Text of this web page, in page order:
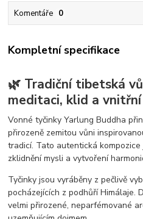
Komentáře 0
Kompletní specifikace
🌿 Tradiční tibetská
meditaci, klid a
Vonné tyčinky Yarlung Buddha
přirozeně zemitou vůni
tradicí. Tato autentická
zklidnění mysli a vytvoření
Tyčinky jsou vyráběny z pečlivě
pocházejících z podhůří Himálaje.
velmi přirozené, neparfémované